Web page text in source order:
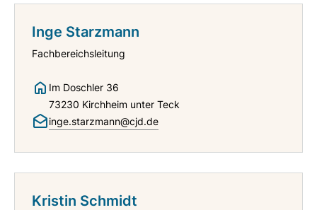
Inge Starzmann
Fachbereichsleitung
Im Doschler 36
73230 Kirchheim unter Teck
inge.starzmann@cjd.de
Kristin Schmidt